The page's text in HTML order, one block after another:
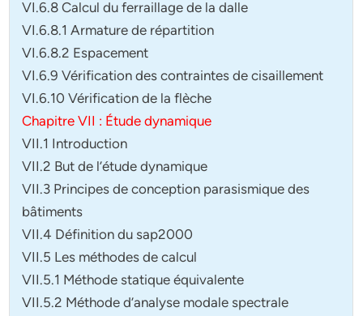
VI.6.8 Calcul du ferraillage de la dalle
VI.6.8.1 Armature de répartition
VI.6.8.2 Espacement
VI.6.9 Vérification des contraintes de cisaillement
VI.6.10 Vérification de la flèche
Chapitre VII : Étude dynamique
VII.1 Introduction
VII.2 But de l’étude dynamique
VII.3 Principes de conception parasismique des
bâtiments
VII.4 Définition du sap2000
VII.5 Les méthodes de calcul
VII.5.1 Méthode statique équivalente
VII.5.2 Méthode d’analyse modale spectrale